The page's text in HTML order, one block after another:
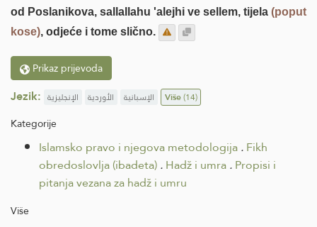
od Poslanikova, sallallahu 'alejhi ve sellem, tijela (poput
kose), odjeće i tome slično.
Prikaz prijevoda
Jezik: الإنجليزية الأوردية الإسبانية Više(14)
Kategorije
Islamsko pravo i njegova metodologija.Fikh
obredoslovlja (ibadeta).Hadž i umra.Propisi i
pitanja vezana za hadž i umru
Više